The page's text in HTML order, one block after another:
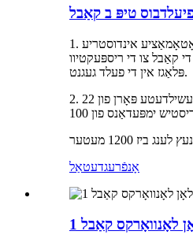
טיפּ ב קאַבל
1. פֿאַר פּראָצעס קאָנטראָל אָטאָמאַציע אינדוסטריע
די קאַבל צו די ריספּעקטיוו
פּלאַגז אין די פעלד געגנט.
2. קען זיין קייפל געשילדעטע פּאָרן פון 22 AWG
אָנפֿרעגדעטאַל